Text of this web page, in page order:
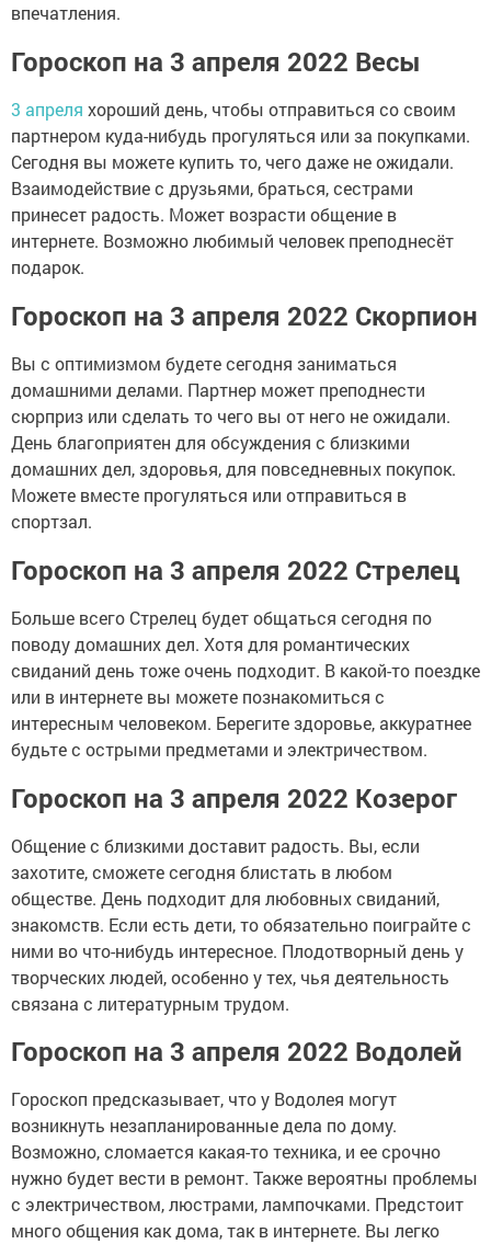
впечатления.
Гороскоп на 3 апреля 2022 Весы
3 апреля хороший день, чтобы отправиться со своим
партнером куда-нибудь прогуляться или за покупками.
Сегодня вы можете купить то, чего даже не ожидали.
Взаимодействие с друзьями, браться, сестрами
принесет радость. Может возрасти общение в
интернете. Возможно любимый человек преподнесёт
подарок.
Гороскоп на 3 апреля 2022 Скорпион
Вы с оптимизмом будете сегодня заниматься
домашними делами. Партнер может преподнести
сюрприз или сделать то чего вы от него не ожидали.
День благоприятен для обсуждения с близкими
домашних дел, здоровья, для повседневных покупок.
Можете вместе прогуляться или отправиться в
спортзал.
Гороскоп на 3 апреля 2022 Стрелец
Больше всего Стрелец будет общаться сегодня по
поводу домашних дел. Хотя для романтических
свиданий день тоже очень подходит. В какой-то поездке
или в интернете вы можете познакомиться с
интересным человеком. Берегите здоровье, аккуратнее
будьте с острыми предметами и электричеством.
Гороскоп на 3 апреля 2022 Козерог
Общение с близкими доставит радость. Вы, если
захотите, сможете сегодня блистать в любом
обществе. День подходит для любовных свиданий,
знакомств. Если есть дети, то обязательно поиграйте с
ними во что-нибудь интересное. Плодотворный день у
творческих людей, особенно у тех, чья деятельность
связана с литературным трудом.
Гороскоп на 3 апреля 2022 Водолей
Гороскоп предсказывает, что у Водолея могут
возникнуть незапланированные дела по дому.
Возможно, сломается какая-то техника, и ее срочно
нужно будет вести в ремонт. Также вероятны проблемы
с электричеством, люстрами, лампочками. Предстоит
много общения как дома, так в интернете. Вы легко